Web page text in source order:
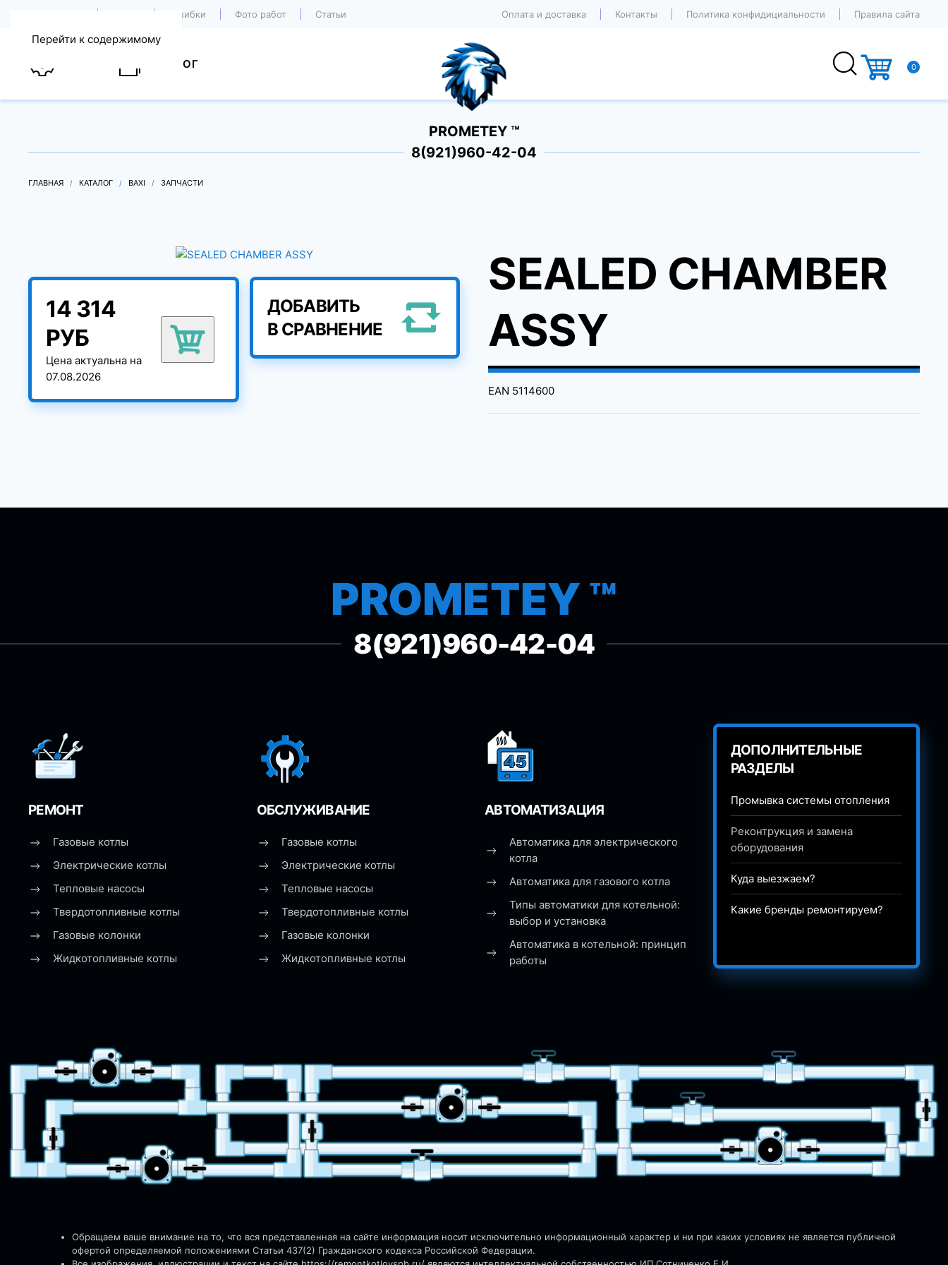
Перейти к содержимому
Ошибки Фото работ Статьи Оплата и доставка Контакты Политика конфидициальности Правила сайта
КАТАЛОГ 0
PROMETEY ™
8(921)960-42-04
ГЛАВНАЯ КАТАЛОГ BAXI ЗАПЧАСТИ
14 314
РУБ
Цена актуальна на
07.08.2026
ДОБАВИТЬ
В СРАВНЕНИЕ
SEALED CHAMBER
ASSY
EAN 5114600
PROMETEY ™
8(921)960-42-04
РЕМОНТ
Газовые котлы
Электрические котлы
Тепловые насосы
Твердотопливные котлы
Газовые колонки
Жидкотопливные котлы
ОБСЛУЖИВАНИЕ
Газовые котлы
Электрические котлы
Тепловые насосы
Твердотопливные котлы
Газовые колонки
Жидкотопливные котлы
АВТОМАТИЗАЦИЯ
Автоматика для электрического
котла
Автоматика для газового котла
Типы автоматики для котельной:
выбор и установка
Автоматика в котельной: принцип
работы
ДОПОЛНИТЕЛЬНЫЕ
РАЗДЕЛЫ
Промывка системы отопления
Реконтрукция и замена
оборудования
Куда выезжаем?
Какие бренды ремонтируем?
Обращаем ваше внимание на то, что вся представленная на сайте информация носит исключительно информационный характер и ни при каких условиях не является публичной
офертой определяемой положениями Статьи 437(2) Гражданского кодекса Российской Федерации.